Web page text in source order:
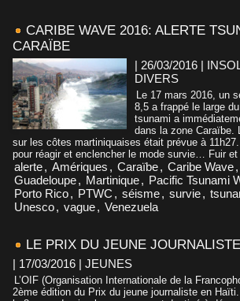
CARIBE WAVE 2016: ALERTE
CARAÏBE
| 26/03/2016 |
DIVERS
Le 17 mars 2016, un
8,5 a frappé le large
tsunami a
dans la zone Caraïbe.
sur les côtes martiniquaises était prévue à
pour réagir et enclencher le mode survie… Fuir et
alerte, Amériques , Caraïbe, Caribe Wave,
Guadeloupe, Martinique, Pacific Tsunami
Porto Rico, PTWC , séisme, survie,
Unesco, vague, Venezuela
LE PRIX DU JEUNE
| 17/03/2016 | JEUNES
L’OIF (Organisation Internationale de la
2ème édition du Prix du jeune journaliste en